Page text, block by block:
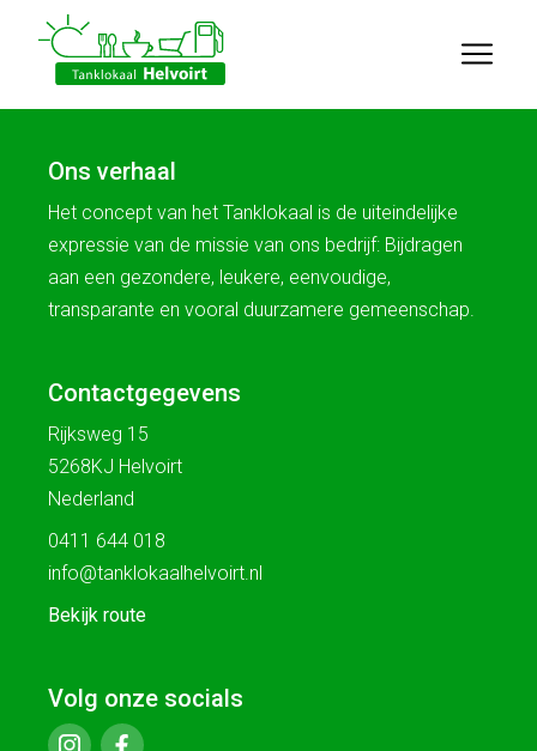
Ons verhaal
Het concept van het Tanklokaal is de uiteindelijke
expressie van de missie van ons bedrijf: Bijdragen
aan een gezondere, leukere, eenvoudige,
transparante en vooral duurzamere gemeenschap.
Contactgegevens
Rijksweg 15
5268KJ Helvoirt
Nederland
0411 644 018
info@tanklokaalhelvoirt.nl
Bekijk route
Volg onze socials